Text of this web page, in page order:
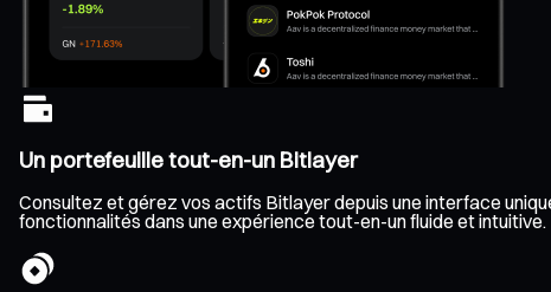
Un portefeuille tout-en-un Bitlayer
Consultez et gérez vos actifs Bitlayer depuis une interface
fonctionnalités dans une expérience tout-en-un fluide et intuitive.